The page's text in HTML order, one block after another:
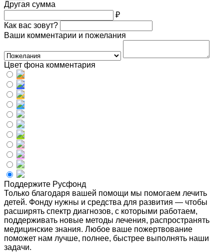
Другая сумма
₽
Как вас зовут?
Ваши комментарии и пожелания
Цвет фона комментария
Поддержите Русфонд
Только благодаря вашей помощи мы помогаем лечить
детей. Фонду нужны и средства для развития — чтобы
расширять спектр диагнозов, с которыми работаем,
поддерживать новые методы лечения, распространять
медицинские знания. Любое ваше пожертвование
поможет нам лучше, полнее, быстрее выполнять наши
задачи.